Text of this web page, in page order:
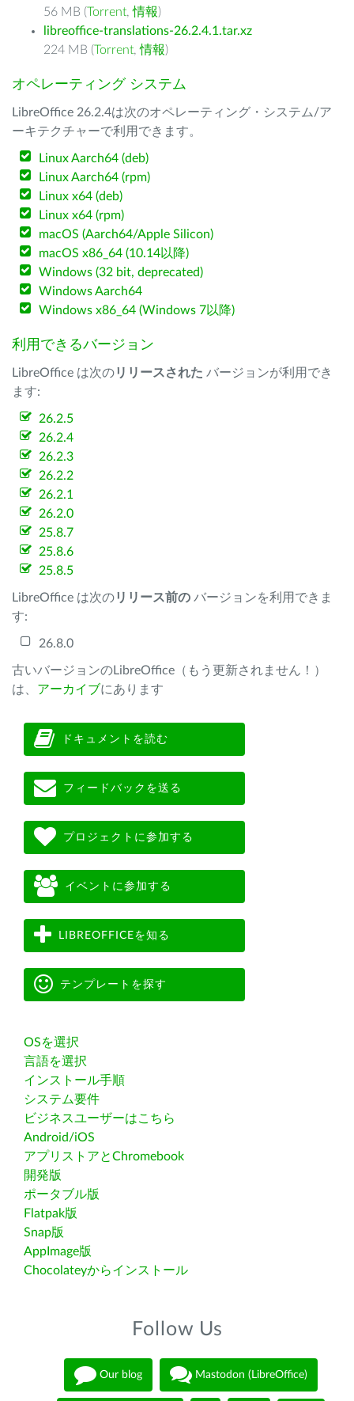
56 MB (Torrent,情報)
libreoffice-translations-26.2.4.1.tar.xz
224 MB (Torrent,情報)
オペレーティング システム
LibreOffice 26.2.4は次のオペレーティング・システム/ア
ーキテクチャーで利用できます。
Linux Aarch64 (deb)
Linux Aarch64 (rpm)
Linux x64 (deb)
Linux x64 (rpm)
macOS (Aarch64/Apple Silicon)
macOS x86_64 (10.14以降)
Windows (32 bit, deprecated)
Windows Aarch64
Windows x86_64 (Windows 7以降)
利用できるバージョン
LibreOffice は次のリリースされた バージョンが利用でき
ます:
26.2.5
26.2.4
26.2.3
26.2.2
26.2.1
26.2.0
25.8.7
25.8.6
25.8.5
LibreOffice は次のリリース前の バージョンを利用できま
す:
26.8.0
古いバージョンのLibreOffice（もう更新されません！）
は、 アーカイブにあります
ドキュメントを読む
フィードバックを送る
プロジェクトに参加する
イベントに参加する
LIBREOFFICEを知る
テンプレートを探す
OSを選択
言語を選択
インストール手順
システム要件
ビジネスユーザーはこちら
Android/iOS
アプリストアとChromebook
開発版
ポータブル版
Flatpak版
Snap版
AppImage版
Chocolateyからインストール
Follow Us
Our blog Mastodon (LibreOffice)